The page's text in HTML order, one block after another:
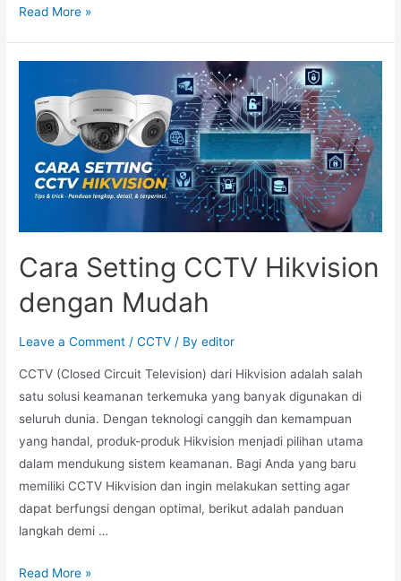
Read More »
Cara Setting CCTV Hikvision
dengan Mudah
Leave a Comment /CCTV / Byeditor
CCTV (Closed Circuit Television) dari Hikvision adalah salah
satu solusi keamanan terkemuka yang banyak digunakan di
seluruh dunia. Dengan teknologi canggih dan kemampuan
yang handal, produk-produk Hikvision menjadi pilihan utama
dalam mendukung sistem keamanan. Bagi Anda yang baru
memiliki CCTV Hikvision dan ingin melakukan setting agar
dapat berfungsi dengan optimal, berikut adalah panduan
langkah demi …
Read More »